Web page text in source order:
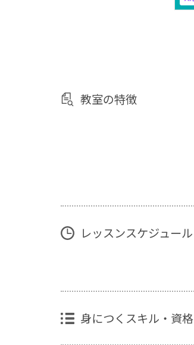
教室の特徴
レッスンスケジュール
身につくスキル・資格